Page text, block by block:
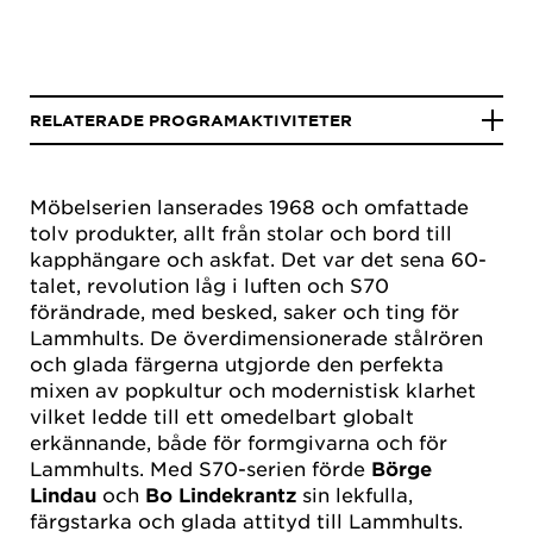
Möbelserien lanserades 1968 och omfattade
tolv produkter, allt från stolar och bord till
kapphängare och askfat. Det var det sena 60-
talet, revolution låg i luften och S70
förändrade, med besked, saker och ting för
Lammhults. De överdimensionerade stålrören
och glada färgerna utgjorde den perfekta
mixen av popkultur och modernistisk klarhet
vilket ledde till ett omedelbart globalt
erkännande, både för formgivarna och för
Lammhults. Med S70-serien förde Börge
Lindau och Bo Lindekrantz sin lekfulla,
färgstarka och glada attityd till Lammhults.
RELATERADE PROGRAMAKTIVITETER